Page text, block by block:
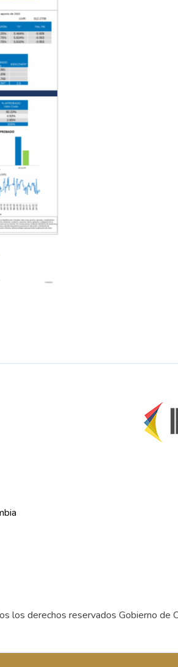
los derechos reservados Gobierno de